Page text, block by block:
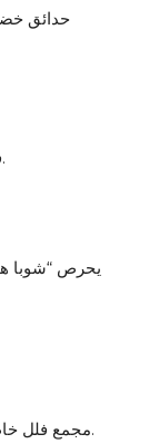
فندق فاخر لاستقبال الزوّار والسائحين.
يحرص “شوبا
مجمع فلل خاص مسوّر لا يمكن دخوله إلا عبر بواباته.